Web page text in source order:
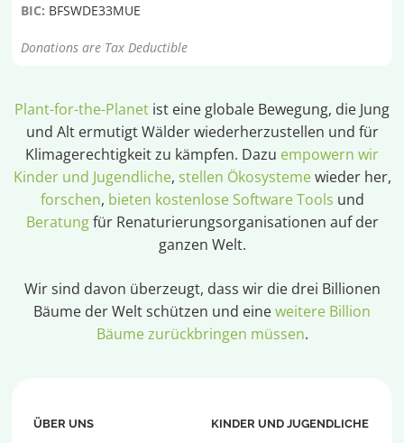
BIC: BFSWDE33MUE
Donations are Tax Deductible
Plant-for-the-Planet ist eine globale Bewegung, die Jung
und Alt ermutigt Wälder wiederherzustellen und für
Klimagerechtigkeit zu kämpfen. Dazu empowern wir
Kinder und Jugendliche, stellen Ökosystemewieder her,
forschen, bieten kostenlose Software Tools und
Beratungfür Renaturierungsorganisationen auf der
ganzen Welt.
Wir sind davon überzeugt, dass wir die drei Billionen
Bäume der Welt schützen und eineweitere Billion
Bäume zurückbringen müssen.
ÜBER UNS KINDER UND JUGENDLICHE